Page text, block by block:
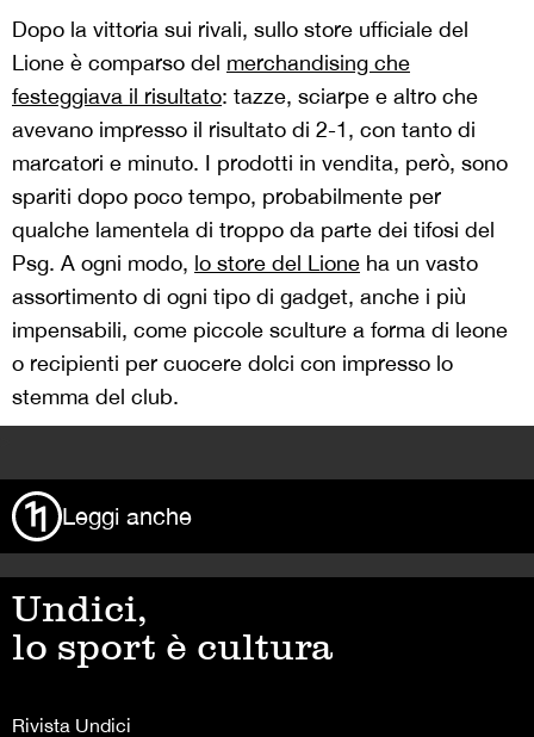
Dopo la vittoria sui rivali, sullo store ufficiale del
Lione è comparso del merchandising che
festeggiava il risultato: tazze, sciarpe e altro che
avevano impresso il risultato di 2-1, con tanto di
marcatori e minuto. I prodotti in vendita, però, sono
spariti dopo poco tempo, probabilmente per
qualche lamentela di troppo da parte dei tifosi del
Psg. A ogni modo, lo store del Lione ha un vasto
assortimento di ogni tipo di gadget, anche i più
impensabili, come piccole sculture a forma di leone
o recipienti per cuocere dolci con impresso lo
stemma del club.
Leggi anche
Undici,
lo sport è cultura
Rivista Undici